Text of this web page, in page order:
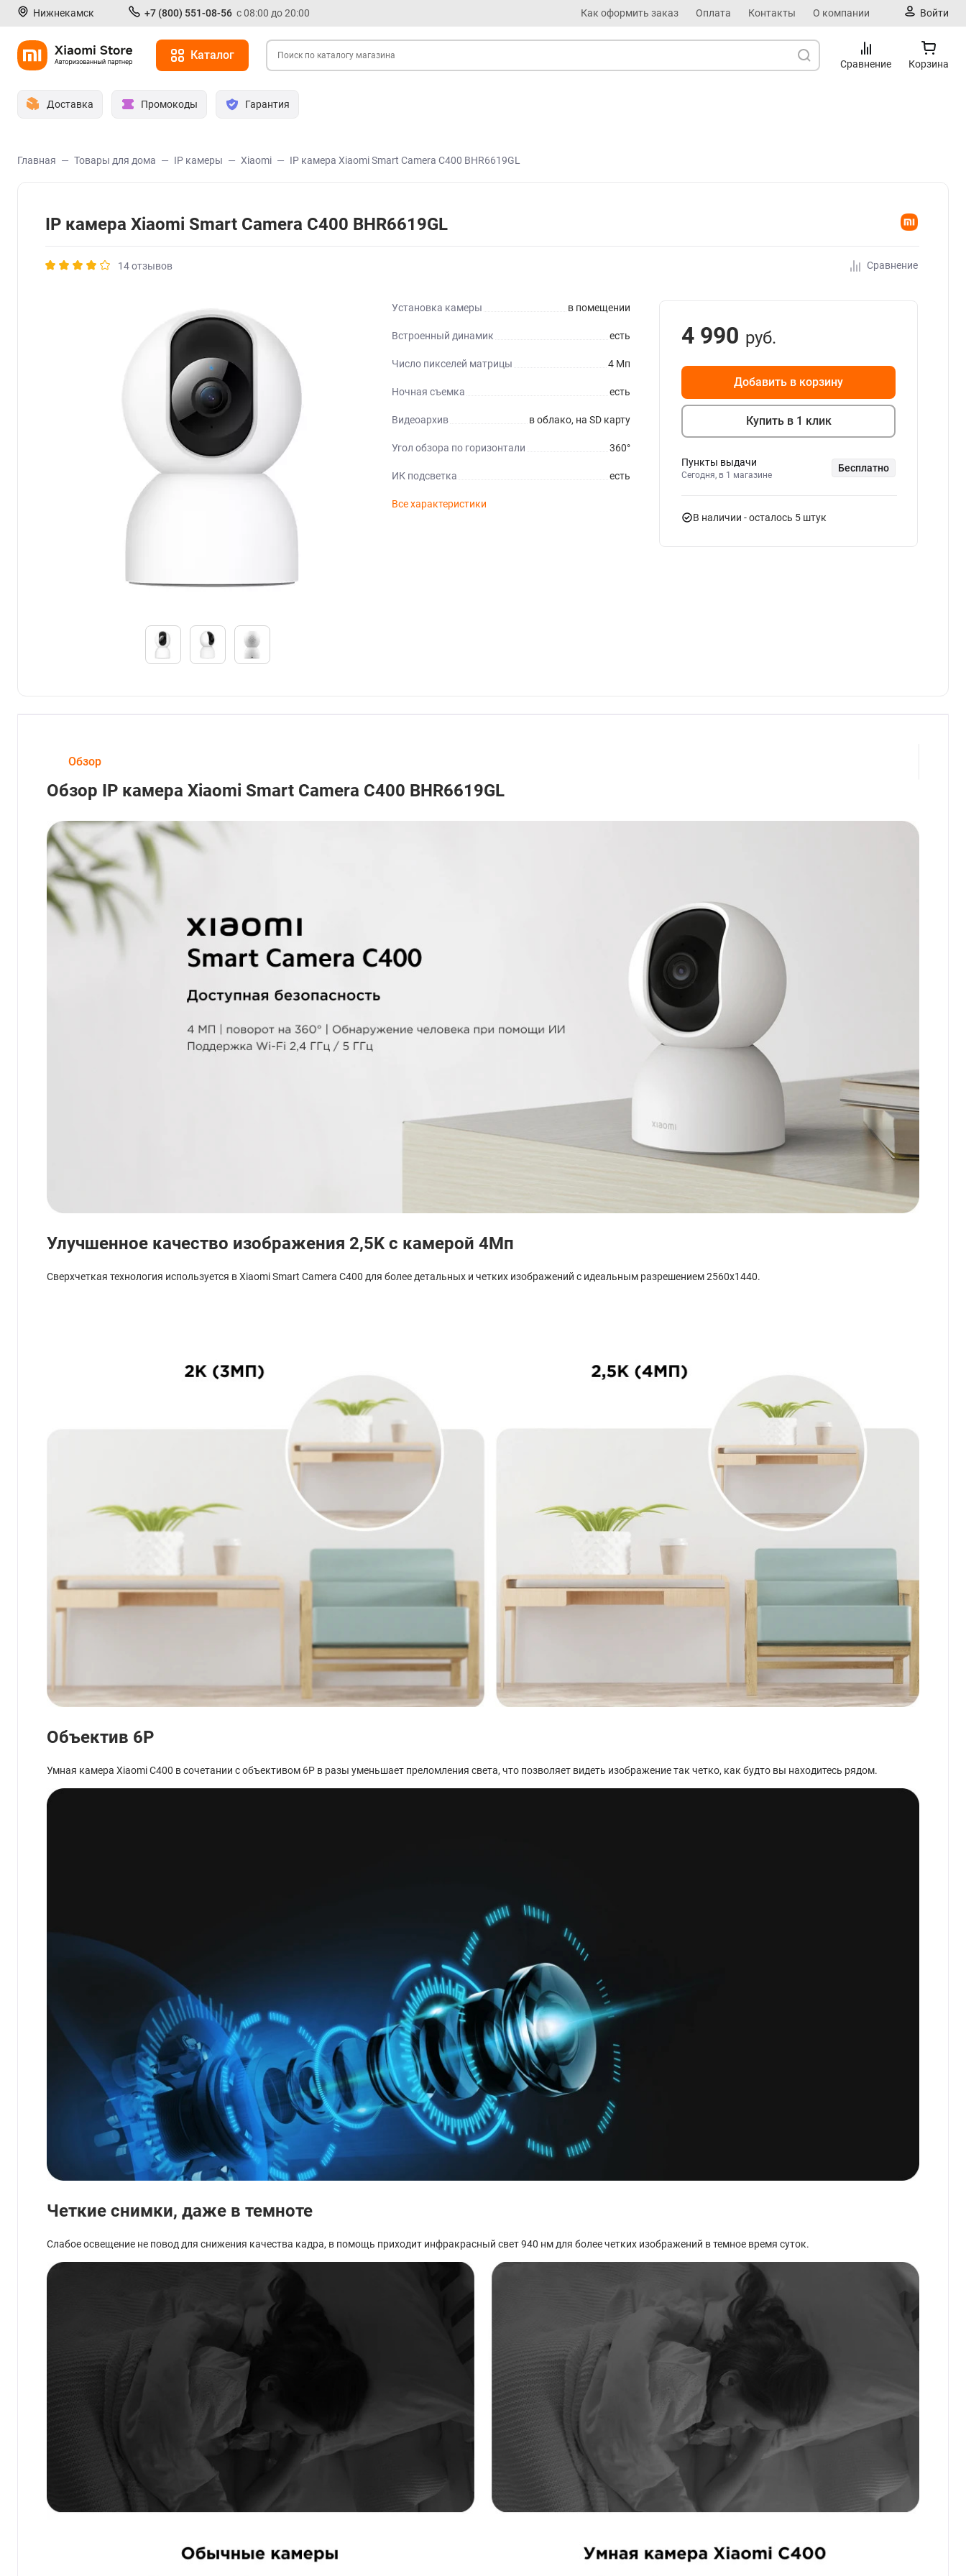
Нижнекамск +7 (800) 551-08-56 с 08:00 до 20:00 Как оформить заказ Оплата Контакты О компании Войти
Каталог
Сравнение Корзина
Доставка Промокоды Гарантия
Главная Товары для дома IP камеры Xiaomi IP камера Xiaomi Smart Camera C400 BHR6619GL
IP камера Xiaomi Smart Camera C400 BHR6619GL
14 отзывов Сравнение
Установка камеры в помещении
Встроенный динамик есть
Число пикселей матрицы 4 Мп
Ночная съемка есть
Видеоархив в облако, на SD карту
Угол обзора по горизонтали 360°
ИК подсветка есть
Все характеристики
4 990 руб.
Добавить в корзину
Купить в 1 клик
Пункты выдачи
Сегодня, в 1 магазине
Бесплатно
В наличии - осталось 5 штук
Обзор
Обзор IP камера Xiaomi Smart Camera C400 BHR6619GL
Улучшенное качество изображения 2,5K с камерой 4Мп
Сверхчеткая технология используется в Xiaomi Smart Camera C400 для более детальных и четких изображений с идеальным разрешением 2560x1440.
Объектив 6P
Умная камера Xiaomi C400 в сочетании с объективом 6Р в разы уменьшает преломления света, что позволяет видеть изображение так четко, как будто вы находитесь рядом.
Четкие снимки, даже в темноте
Слабое освещение не повод для снижения качества кадра, в помощь приходит инфракрасный свет 940 нм для более четких изображений в темное время суток.